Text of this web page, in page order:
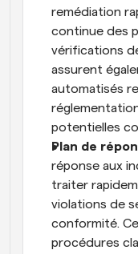
remédiation
continue des
vérifications
assurent
automatisés
potentielles
Plan de
réponse aux
traiter
violations de
conformité.
procédures